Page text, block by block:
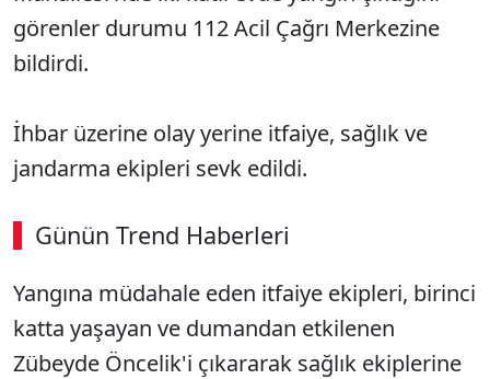
görenler durumu 112 Acil Çağrı Merkezine
bildirdi.
İhbar üzerine olay yerine itfaiye, sağlık ve
jandarma ekipleri sevk edildi.
Günün Trend Haberleri
00:02 / 09:08
Sesi Aç
Yangına müdahale eden itfaiye ekipleri, birinci
katta yaşayan ve dumandan etkilenen
Zübeyde Öncelik'i çıkararak sağlık ekiplerine